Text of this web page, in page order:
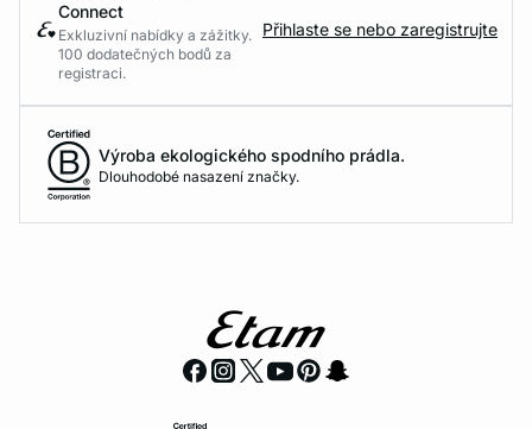
Connect
Exkluzivní nabídky a zážitky.
100 dodatečných bodů za
registraci.
Přihlaste se nebo zaregistrujte
Výroba ekologického spodního prádla.
Dlouhodobé nasazení značky.